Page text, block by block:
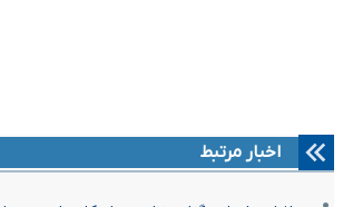
اخبار مرتبط